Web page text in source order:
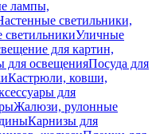
лампы,
светильники,
светильникиУличные
для картин,
для освещенияПосуда для
Кастрюли, ковши,
для
Жалюзи, рулонные
Карнизы для